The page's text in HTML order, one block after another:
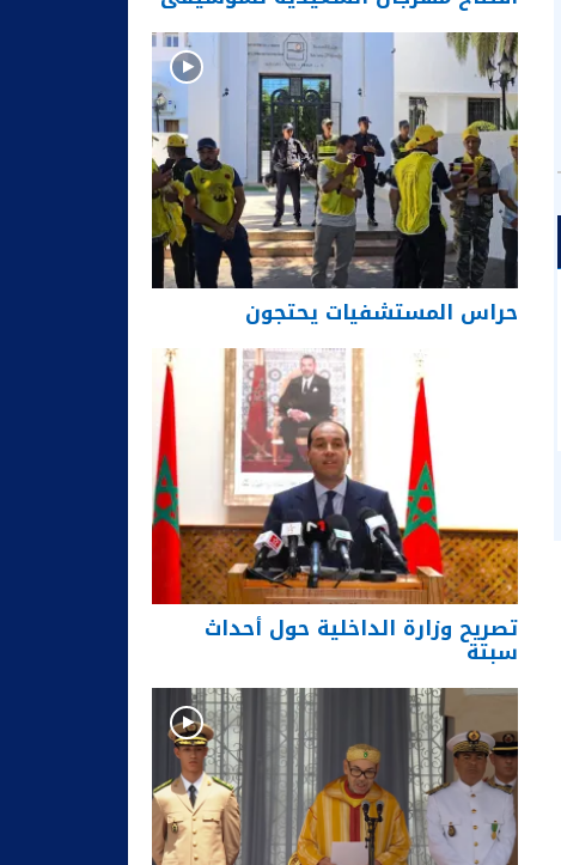
حراس المستشفيات يحتجون
تصريح وزارة الداخلية حول أحداث
سبتة